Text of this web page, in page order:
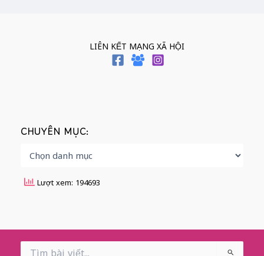
LIÊN KẾT MẠNG XÃ HỘI
CHUYÊN MỤC:
Lượt xem: 194693
Search